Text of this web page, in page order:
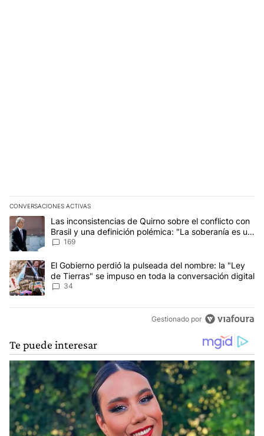
CONVERSACIONES ACTIVAS
Este listado muestra los artículos con más comentarios en los
Un artículo de tendencia con el título "Las inconsistencias de
Las inconsistencias de Quirno sobre el conflicto con
Brasil y una definición polémica: "La soberanía es un
concepto antiguo"
169
Un artículo de tendencia con el título "El Gobierno perdió la
El Gobierno perdió la pulseada del nombre: la "Ley
de Tierras" se impuso en toda la conversación digital
34
Gestionado por